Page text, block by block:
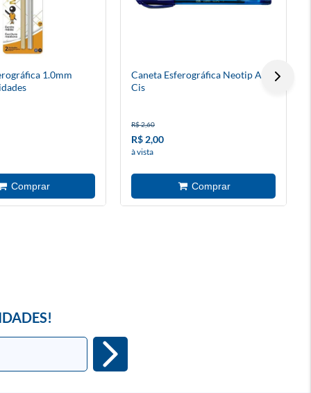
1.0mm
Caneta Esferográfica Neotip Azul
Cis
R$ 2,60
R$ 2,00
à vista